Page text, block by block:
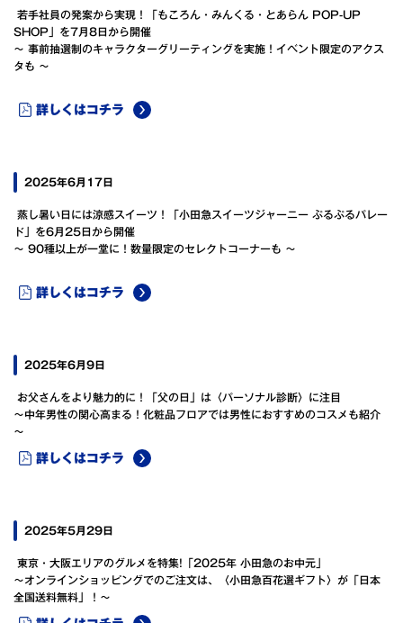
若手社員の発案から実現！「もころん・みんくる・とあらん POP-UP
SHOP」を7月8日から開催
～ 事前抽選制のキャラクターグリーティングを実施！イベント限定のアクス
タも ～
詳しくはコチラ
2025年6月17日
蒸し暑い日には涼感スイーツ！「小田急スイーツジャーニー ぷるぷるパレー
ド」を6月25日から開催
～ 90種以上が一堂に！数量限定のセレクトコーナーも ～
詳しくはコチラ
2025年6月9日
お父さんをより魅力的に！「父の日」は〈パーソナル診断〉に注目
～中年男性の関心高まる！化粧品フロアでは男性におすすめのコスメも紹介
～
詳しくはコチラ
2025年5月29日
東京・大阪エリアのグルメを特集!「2025年 小田急のお中元」
～オンラインショッピングでのご注文は、〈小田急百花選ギフト〉が「日本
全国送料無料」！～